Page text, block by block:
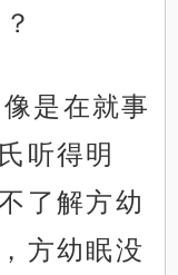
是在就事
听得明
了解方幼
方幼眠没